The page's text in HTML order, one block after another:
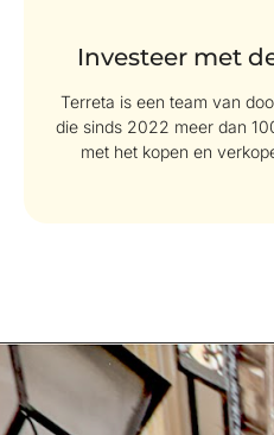
Investeer met
Terreta is een team van
die sinds 2022 meer dan
met het kopen en